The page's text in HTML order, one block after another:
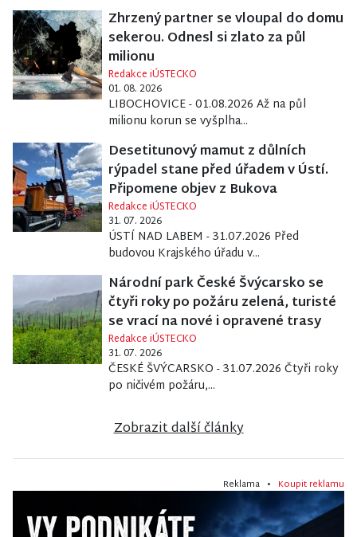
Zhrzený partner se vloupal do domu
sekerou. Odnesl si zlato za půl
milionu
Redakce iÚSTECKO
01. 08. 2026
LIBOCHOVICE - 01.08.2026 Až na půl
milionu korun se vyšplha...
Desetitunový mamut z důlních
rýpadel stane před úřadem v Ústí.
Připomene objev z Bukova
Redakce iÚSTECKO
31. 07. 2026
ÚSTÍ NAD LABEM - 31.07.2026 Před
budovou Krajského úřadu v...
Národní park České Švýcarsko se
čtyři roky po požáru zelená, turisté
se vrací na nové i opravené trasy
Redakce iÚSTECKO
31. 07. 2026
ČESKÉ ŠVÝCARSKO - 31.07.2026 Čtyři roky
po ničivém požáru,...
Zobrazit další články
Reklama • Koupit reklamu